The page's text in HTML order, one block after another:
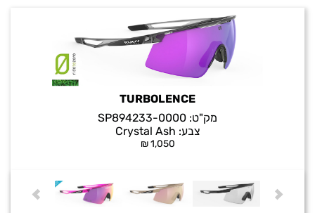
TURBOLENCE
מק"ט: SP894233-0000
צבע: Crystal Ash
₪1,050